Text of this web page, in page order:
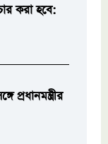
করা হবে:
প্রধানমন্ত্রীর